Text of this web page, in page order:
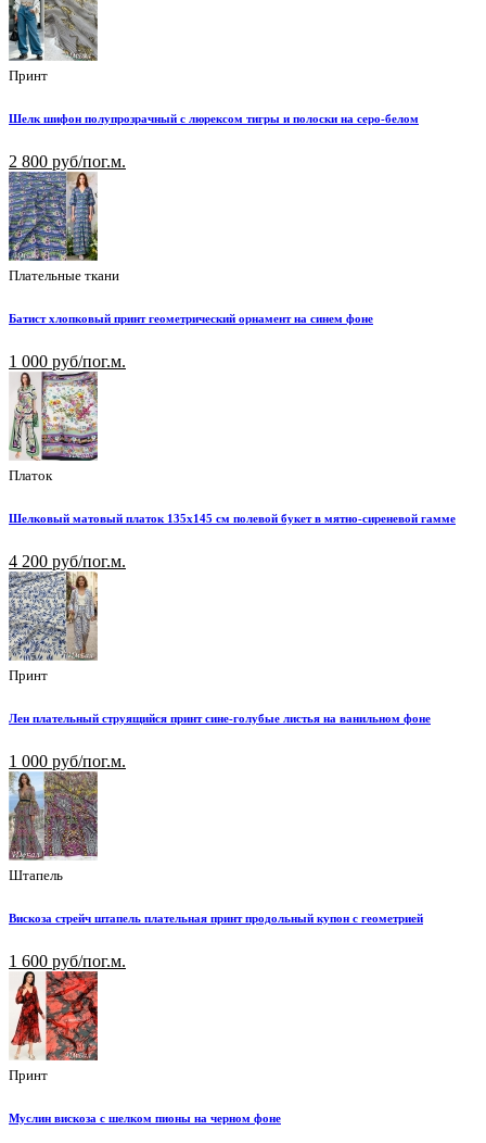
Принт
Шелк шифон полупрозрачный с люрексом тигры и полоски на серо-белом
2 800 руб/пог.м.
Плательные ткани
Батист хлопковый принт геометрический орнамент на синем фоне
1 000 руб/пог.м.
Платок
Шелковый матовый платок 135х145 см полевой букет в мятно-сиреневой гамме
4 200 руб/пог.м.
Принт
Лен плательный струящийся принт сине-голубые листья на ванильном фоне
1 000 руб/пог.м.
Штапель
Вискоза стрейч штапель плательная принт продольный купон с геометрией
1 600 руб/пог.м.
Принт
Муслин вискоза с шелком пионы на черном фоне